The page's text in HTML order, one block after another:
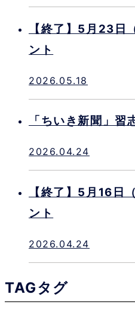
【終了】5月23日
ント
2026.05.18
「ちいき新聞」習
2026.04.24
【終了】5月16日
ント
2026.04.24
TAGタグ